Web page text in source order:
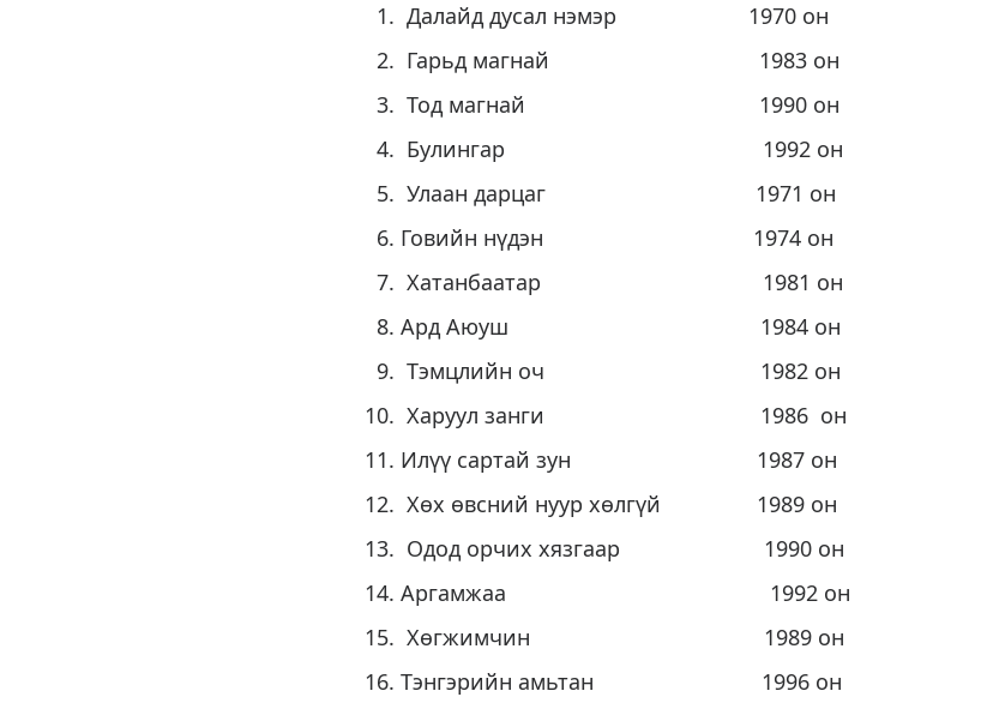
Далайд дусал нэмэр 1970 он
Гарьд магнай 1983 он
Тод магнай 1990 он
Булингар 1992 он
Улаан дарцаг 1971 он
Говийн нүдэн 1974 он
Хатанбаатар 1981 он
Ард Аюуш 1984 он
Тэмцлийн оч 1982 он
Харуул занги 1986 он
Илүү сартай зун 1987 он
Хөх өвсний нуур хөлгүй 1989 он
Одод орчих хязгаар 1990 он
Аргамжаа 1992 он
Хөгжимчин 1989 он
Тэнгэрийн амьтан 1996 он